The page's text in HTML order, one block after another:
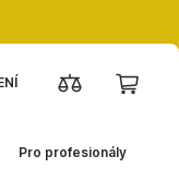
Pro profesionály